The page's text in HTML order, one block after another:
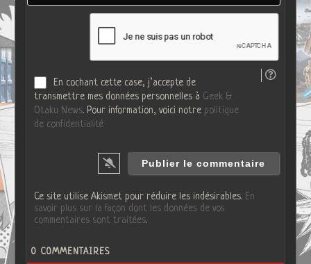
t
En cochant cette case, j’accepte de
transmettre mes données personnelles à Geek &
Otaku News. Pour information, voici notre politique
de confidentialité
Ce site utilise Akismet pour réduire les indésirables. En
savoir plus sur la façon dont les données de vos
commentaires sont traitées.
0 COMMENTAIRES